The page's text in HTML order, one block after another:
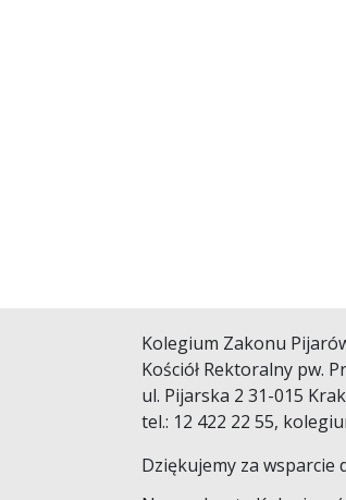
Kolegium Zakonu
Kościół Rektoralny pw.
ul. Pijarska 2 31-015
tel.: 12 422 22 55,
Dziękujemy za wsparcie